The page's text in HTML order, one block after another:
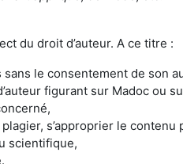
du droit d’auteur. A ce titre :
le consentement de son
figurant sur Madoc ou
s’approprier le
scientifique,